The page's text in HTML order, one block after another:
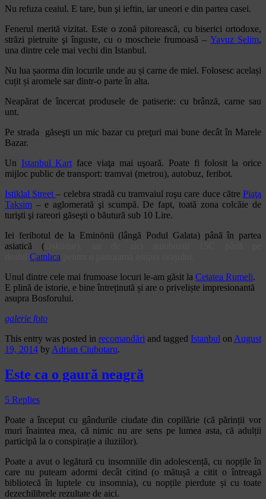
Nu refuza ceaiul. E tare, bun şi ieftin, iar uneori e din partea casei.
Fenerul merită vizitat. Este o zonă pitorească, cu biserici ortodoxe,
străzi pietruite şi înguste, cu o moscheie frumoasă – Yavuz Selim,
una dintre cele mai vechi din Istanbul.
Nu lua șaorma din locurile unde au și carne de miel. Folosesc același
cuțit și aromele sar dintr-o parte în alta.
Neapărat de încercat produsele de patiserie: cu brânză, carne sau
unt.
Pe strada găseşti un mic bazar cu preţuri mai bune decât în Marele
Bazar.
Un Istanbul Kart face viaţa mai uşoară. Poate fi folosit la orice
mijloc public de transport: tramvai (metrou), autobuz, feribot.
Istiklal Street– celebra stradă cu tramvaiul roşu care duce cătrePiaţa
Taksim – e aglomerată şi scumpă. De fapt, toată zona colcăie de
turişti şi rareori găseşti o băutură sub 10 Lire.
Iei feribotul de la Eminönü (lângă Podul Galata) până în partea
asiatică (
Çamlıca
Unul dintre cele mai frumoase locuri le-am găsit la Cetatea Rumeli.
E plină de istorie, e bine întreținută și are o priveliște impresionantă
asupra Bosforului.
galerie foto
This entry was posted in recomandări and tagged Istanbul on August
19, 2014 by Adrian Ciubotaru.
Este ca o gaură neagră
5 Replies
Poate a început cu gândurile ciudate din copilărie (că părinții vor
muri înaintea mea, că nimic nu are sens pe lumea asta, că adulții
participă la o conspirație a iluziilor).
Poate a avut o legătură cu insomniile din adolescență, cu nopțile în
care nu puteam adormi decât citind (o mătușă a citit o întreagă
bibliotecă în luptele cu insomnia), cu nopțile pierdute și cu toate
dezechilibrele rezultate de aici.